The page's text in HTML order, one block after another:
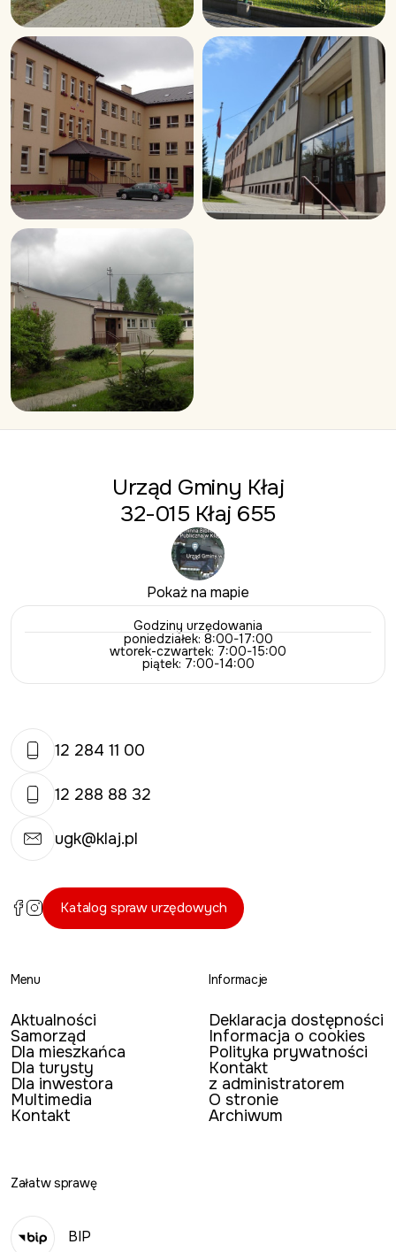
Urząd Gminy Kłaj
32-015 Kłaj 655
Pokaż na mapie
Godziny urzędowania
poniedziałek: 8:00-17:00
wtorek-czwartek: 7:00-15:00
piątek: 7:00-14:00
12 284 11 00
12 288 88 32
ugk@klaj.pl
Katalog spraw urzędowych
Menu
Aktualności
Samorząd
Dla mieszkańca
Dla turysty
Dla inwestora
Multimedia
Kontakt
Informacje
Deklaracja dostępności
Informacja o cookies
Polityka prywatności
Kontakt
z administratorem
O stronie
Archiwum
Załatw sprawę
BIP